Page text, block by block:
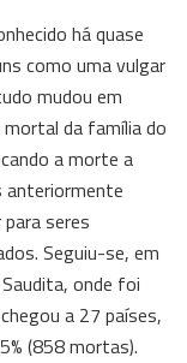
há quase
como uma vulgar
mudou em
da família do
a morte a
anteriormente
seres
Seguiu-se, em
onde foi
a 27 países,
(858 mortas).